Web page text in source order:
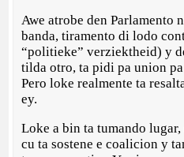
Awe atrobe den Parlamento
banda, tiramento di lodo
“politieke” verziektheid) y
tilda otro, ta pidi pa union
Pero loke realmente ta
ey.
Loke a bin ta tumando
cu ta sostene e coalicion y